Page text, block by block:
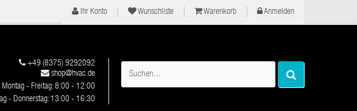
Ihr Konto Wunschliste Warenkorb Anmelden
+49 (8375) 9292092
shop@hvac.de
Montag - Freitag: 8:00 - 12:00
- Donnerstag: 13:00 - 16:30